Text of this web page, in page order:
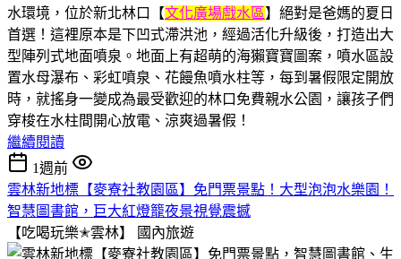
水環境，位於新北林口【文化廣場戲水區】絕對是爸媽的夏日
首選！這裡原本是下凹式滯洪池，經過活化升級後，打造出大
型陣列式地面噴泉。地面上有超萌的海獺寶寶圖案，噴水區設
置水母瀑布、彩虹噴泉、花饅魚噴水柱等，每到暑假限定開放
時，就搖身一變成為最受歡迎的林口免費親水公園，讓孩子們
穿梭在水柱間開心放電、涼爽過暑假！
繼續閱讀
1週前
雲林新地標【麥寮社教園區】免門票景點！大型泡泡水樂園！
智慧圖書館，巨大紅燈籠夜景視覺震撼
【吃喝玩樂✭雲林】
國內旅遊